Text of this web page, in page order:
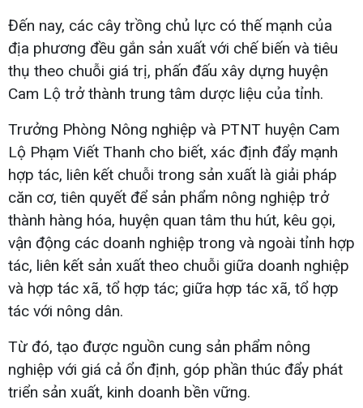
Đến nay, các cây trồng chủ lực có thế mạnh của
địa phương đều gắn sản xuất với chế biến và tiêu
thụ theo chuỗi giá trị, phấn đấu xây dựng huyện
Cam Lộ trở thành trung tâm dược liệu của tỉnh.
Trưởng Phòng Nông nghiệp và PTNT huyện Cam
Lộ Phạm Viết Thanh cho biết, xác định đẩy mạnh
hợp tác, liên kết chuỗi trong sản xuất là giải pháp
căn cơ, tiên quyết để sản phẩm nông nghiệp trở
thành hàng hóa, huyện quan tâm thu hút, kêu gọi,
vận động các doanh nghiệp trong và ngoài tỉnh hợp
tác, liên kết sản xuất theo chuỗi giữa doanh nghiệp
và hợp tác xã, tổ hợp tác; giữa hợp tác xã, tổ hợp
tác với nông dân.
Từ đó, tạo được nguồn cung sản phẩm nông
nghiệp với giá cả ổn định, góp phần thúc đẩy phát
triển sản xuất, kinh doanh bền vững.